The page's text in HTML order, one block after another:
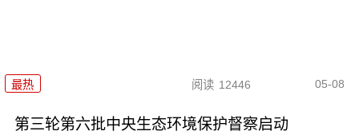
最热 阅读 12446 05-08
第三轮第六批中央生态环境保护督察启动